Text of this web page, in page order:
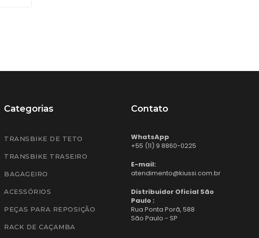
Categorias
TRANSBIKE DE TETO
TRANSBIKE TRASEIRO
BAGAGEIRO
ACESSÓRIOS
PEÇAS PARA REPOSIÇÃO
RACK DE CAÇAMBA
Contato
WhatsApp
+55 (11) 9 8860-0225
E-mail:
atendimento@kiussi.com.br
Distribuidor Oficial São
Paulo :
Rua Ponta Porã, 588
São Paulo - SP